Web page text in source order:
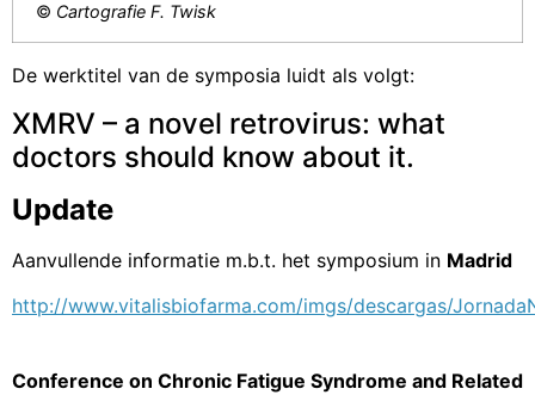
© Cartografie F. Twisk
De werktitel van de symposia luidt als volgt:
XMRV – a novel retrovirus: what
doctors should know about it.
Update
Aanvullende informatie m.b.t. het symposium in Madrid
http://www.vitalisbiofarma.com/imgs/descargas/
Conference on Chronic Fatigue Syndrome and Related